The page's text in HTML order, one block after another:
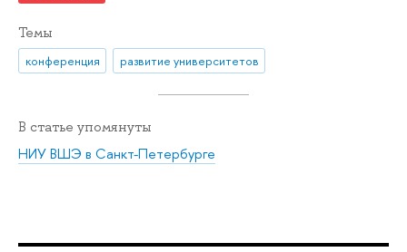
Темы
конференция развитие университетов
В статье упомянуты
НИУ ВШЭ в Санкт-Петербурге